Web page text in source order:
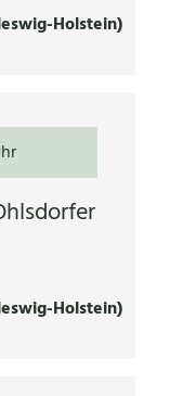
Holstein)
Holstein)